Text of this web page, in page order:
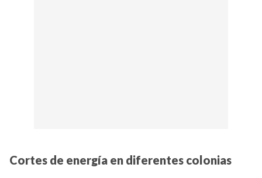
Cortes de energía en diferentes colonias